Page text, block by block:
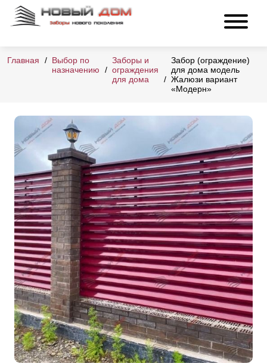
Главная
Выбор по
назначению
Заборы и
ограждения
для дома
Забор (ограждение)
для дома модель
Жалюзи вариант
«Модерн»